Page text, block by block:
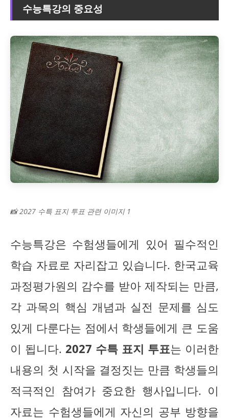
수능특강의 중요성
📸 2027 수특 표지 투표 관련 이미지 1
수능특강은 수험생들에게 있어 필수적인
학습 자료로 자리잡고 있습니다. 한국교육
과정평가원의 감수를 받아 제작되는 만큼,
각 과목의 핵심 개념과 실전 문제를 심도
있게 다룬다는 점에서 학생들에게 큰 도움
이 됩니다. 2027 수특 표지 투표는 이러한
내용의 첫 시작을 결정짓는 만큼 학생들의
적극적인 참여가 중요한 행사입니다. 이
자료는 수험생들에게 자신의 공부 방향을